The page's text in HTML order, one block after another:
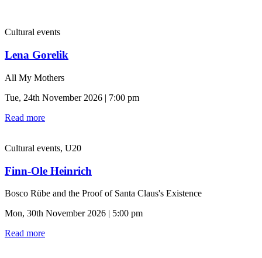
Cultural events
Lena Gorelik
All My Mothers
Tue, 24th November 2026 | 7:00 pm
Read more
Cultural events, U20
Finn-Ole Heinrich
Bosco Rübe and the Proof of Santa Claus's Existence
Mon, 30th November 2026 | 5:00 pm
Read more